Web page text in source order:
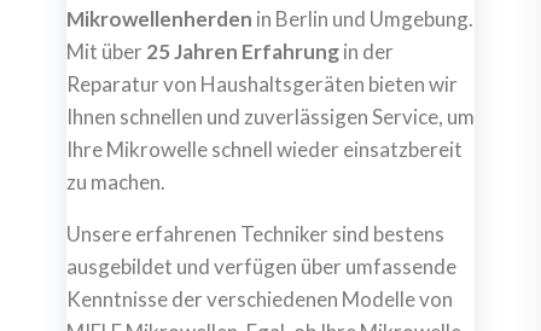
Mikrowellenherden in Berlin und Umgebung.
Mit über25 Jahren Erfahrungin der
Reparatur von Haushaltsgeräten bieten wir
Ihnen schnellen und zuverlässigen Service, um
Ihre Mikrowelle schnell wieder einsatzbereit
zu machen.
Unsere erfahrenen Techniker sind bestens
ausgebildet und verfügen über umfassende
Kenntnisse der verschiedenen Modelle von